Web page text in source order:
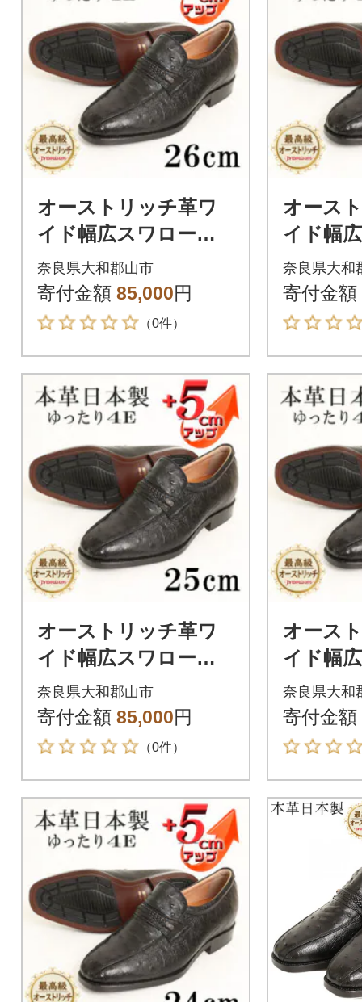
オーストリッチ革ワ
イド幅広スワローモ
カスリッポン 5cmア
ップシューズ No.67
黒 26cm
奈良県大和郡山市
寄付金額 85,000円
（0件）
オース
イド幅
カスリ
ップシ
黒
奈良県大和
寄付金額
オーストリッチ革ワ
イド幅広スワローモ
カスリッポン 5cmア
ップシューズ No.67
黒 25cm
奈良県大和郡山市
寄付金額 85,000円
（0件）
オース
イド幅
カスリ
ップシ
黒
奈良県大和
寄付金額